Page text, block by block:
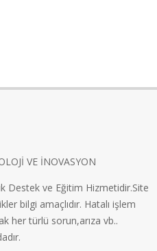
VE İNOVASYON
Destek ve Eğitim Hizmetidir.Site
bilgi amaçlıdır. Hatalı işlem
her türlü sorun,arıza vb..